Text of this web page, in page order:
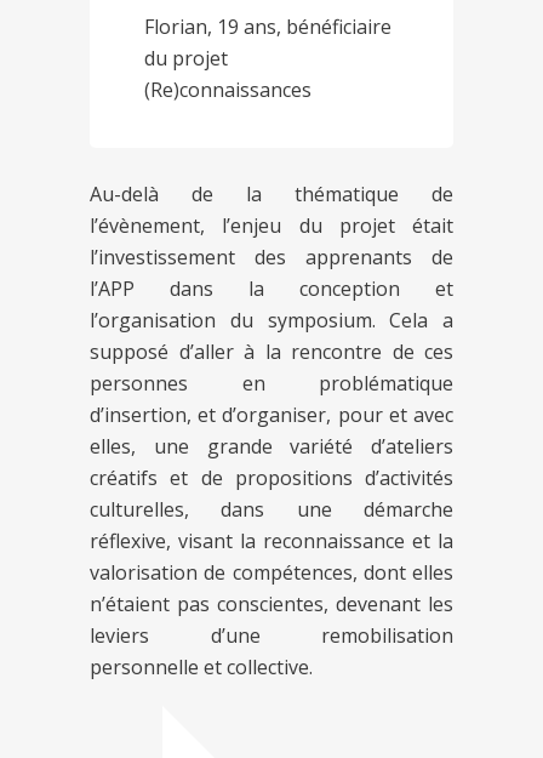
Florian, 19 ans, bénéficiaire
du projet
(Re)connaissances
Au-delà de la thématique de
l’évènement, l’enjeu du projet était
l’investissement des apprenants de
l’APP dans la conception et
l’organisation du symposium. Cela a
supposé d’aller à la rencontre de ces
personnes en problématique
d’insertion, et d’organiser, pour et avec
elles, une grande variété d’ateliers
créatifs et de propositions d’activités
culturelles, dans une démarche
réflexive, visant la reconnaissance et la
valorisation de compétences, dont elles
n’étaient pas conscientes, devenant les
leviers d’une remobilisation
personnelle et collective.